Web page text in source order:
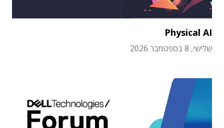
Physical AI
שלישי, 8 בספטמבר 2026